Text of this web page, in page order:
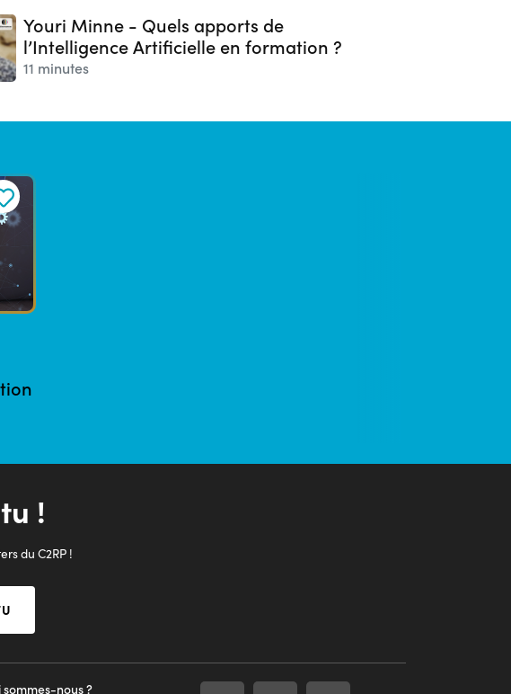
Youri Minne - Quels apports de
l’Intelligence Artificielle en formation ?
11 minutes
!
du C2RP !
sommes-nous ?